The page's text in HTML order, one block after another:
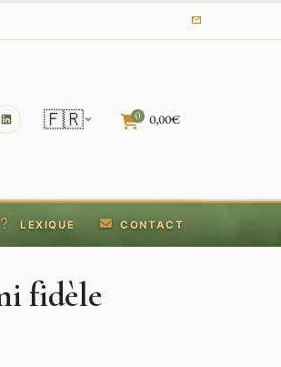
🇫🇷 0 0,00€
LEXIQUE CONTACT
fidèle